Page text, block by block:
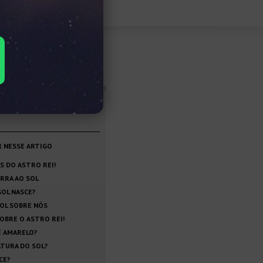
INFORMAÇÕES
NESSE ARTIGO
DO ASTRO REI!
AO SOL
NASCE?
SOBRE NÓS
O ASTRO REI!
AMARELO?
DO SOL?